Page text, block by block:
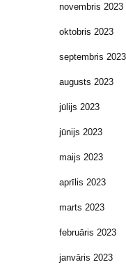
novembris 2023
oktobris 2023
septembris 2023
augusts 2023
jūlijs 2023
jūnijs 2023
maijs 2023
aprīlis 2023
marts 2023
februāris 2023
janvāris 2023